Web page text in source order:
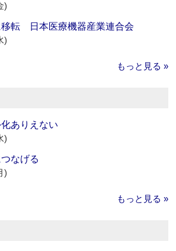
)
移転 日本医療機器産業連合会
)
もっと見る »
ありえない
)
なげる
)
もっと見る »